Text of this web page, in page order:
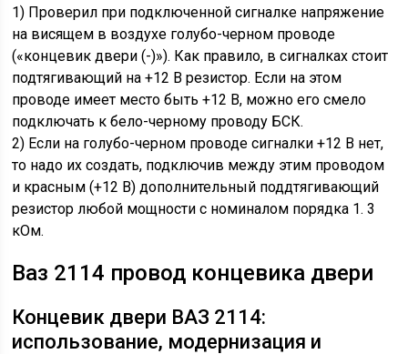
1) Проверил при подключенной сигналке напряжение
на висящем в воздухе голубо-черном проводе
(«концевик двери (-)»). Как правило, в сигналках стоит
подтягивающий на +12 В резистор. Если на этом
проводе имеет место быть +12 В, можно его смело
подключать к бело-черному проводу БСК.
2) Если на голубо-черном проводе сигналки +12 В нет,
то надо их создать, подключив между этим проводом
и красным (+12 В) дополнительный поддтягивающий
резистор любой мощности с номиналом порядка 1. 3
кОм.
Ваз 2114 провод концевика двери
Концевик двери ВАЗ 2114:
использование, модернизация и